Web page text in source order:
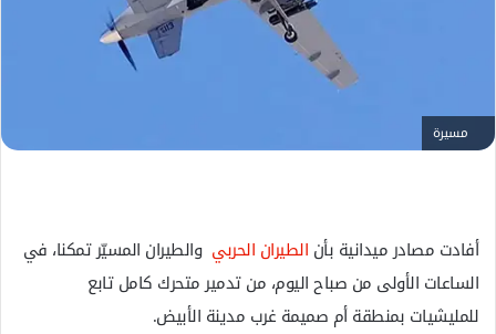
ت
ر
ن
مسيرة
أفادت مصادر ميدانية بأن الطيران الحربي والطيران المسيّر تمكنا، في
الساعات الأولى من صباح اليوم، من تدمير متحرك كامل تابع
للمليشيات بمنطقة أم صميمة غرب مدينة الأبيض.